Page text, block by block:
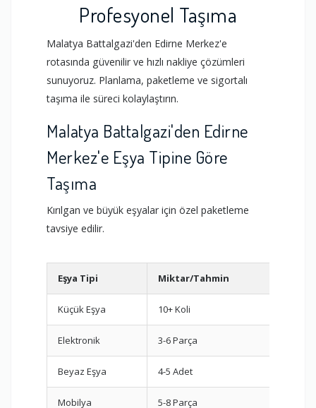
Profesyonel Taşıma
Malatya Battalgazi'den Edirne Merkez'e
rotasında güvenilir ve hızlı nakliye çözümleri
sunuyoruz. Planlama, paketleme ve sigortalı
taşıma ile süreci kolaylaştırın.
Malatya Battalgazi'den Edirne
Merkez'e Eşya Tipine Göre
Taşıma
Kırılgan ve büyük eşyalar için özel paketleme
tavsiye edilir.
Eşya Tipi Miktar/Tahmin
Küçük Eşya 10+ Koli
Elektronik 3-6 Parça
Beyaz Eşya 4-5 Adet
Mobilya 5-8 Parça